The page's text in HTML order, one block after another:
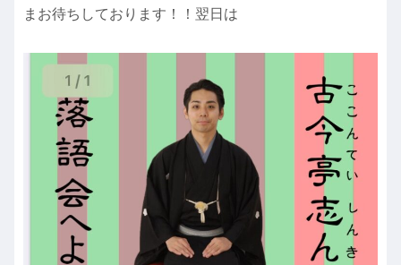
まお待ちしております！！翌日は